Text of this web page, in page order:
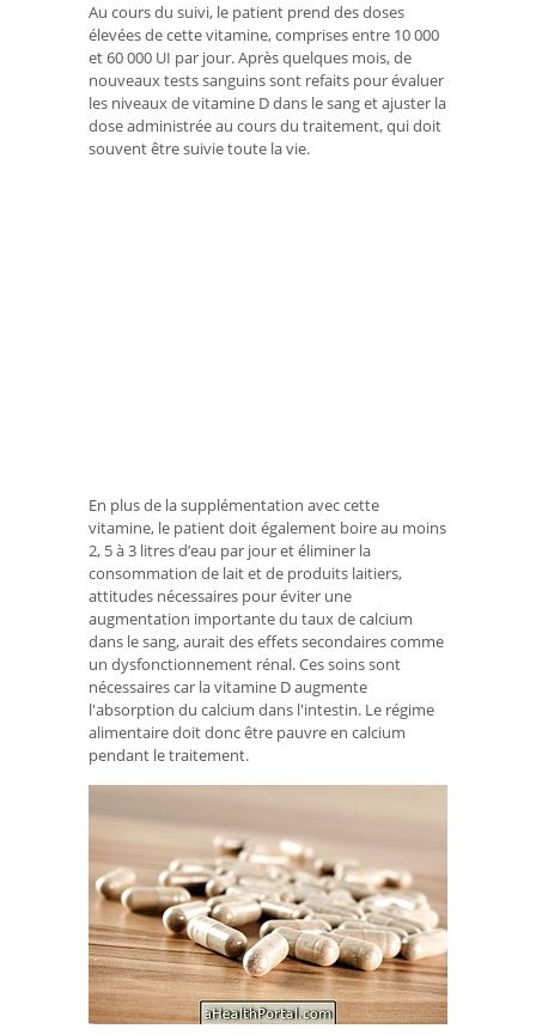
Au cours du suivi, le patient prend des doses
élevées de cette vitamine, comprises entre 10 000
et 60 000 UI par jour. Après quelques mois, de
nouveaux tests sanguins sont refaits pour évaluer
les niveaux de vitamine D dans le sang et ajuster la
dose administrée au cours du traitement, qui doit
souvent être suivie toute la vie.
En plus de la supplémentation avec cette
vitamine, le patient doit également boire au moins
2, 5 à 3 litres d’eau par jour et éliminer la
consommation de lait et de produits laitiers,
attitudes nécessaires pour éviter une
augmentation importante du taux de calcium
dans le sang, aurait des effets secondaires comme
un dysfonctionnement rénal. Ces soins sont
nécessaires car la vitamine D augmente
l'absorption du calcium dans l'intestin. Le régime
alimentaire doit donc être pauvre en calcium
pendant le traitement.